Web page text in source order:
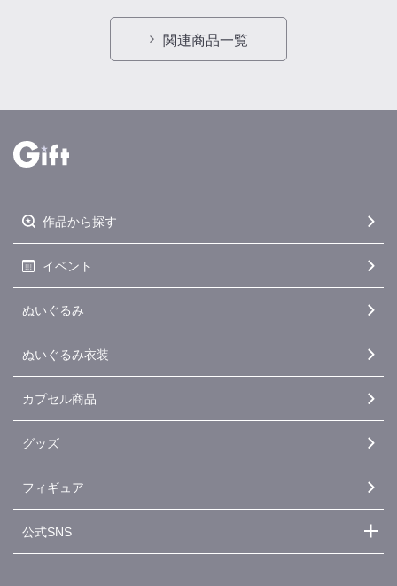
関連商品一覧
作品から探す
イベント
ぬいぐるみ
ぬいぐるみ衣装
カプセル商品
グッズ
フィギュア
公式SNS